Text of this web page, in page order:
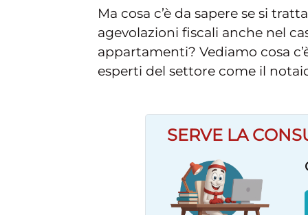
Ma cosa c’è da sapere se si
agevolazioni fiscali anche nel
appartamenti? Vediamo cosa
esperti del settore come il
SERVE LA